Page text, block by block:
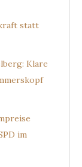
statt
Klare
im